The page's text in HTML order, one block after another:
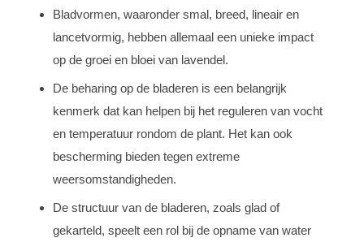
Bladvormen, waaronder smal, breed, lineair en
lancetvormig, hebben allemaal een unieke impact
op de groei en bloei van lavendel.
De beharing op de bladeren is een belangrijk
kenmerk dat kan helpen bij het reguleren van vocht
en temperatuur rondom de plant. Het kan ook
bescherming bieden tegen extreme
weersomstandigheden.
De structuur van de bladeren, zoals glad of
gekarteld, speelt een rol bij de opname van water